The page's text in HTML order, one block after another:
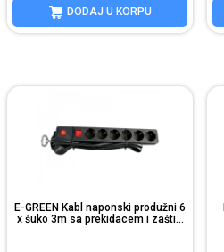
DODAJ U KORPU
E-GREEN Kabl naponski produžni 6
x šuko 3m sa prekidacem i zašti...